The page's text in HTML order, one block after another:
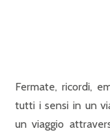
Fermate, ricordi,
tutti i sensi in un
un viaggio